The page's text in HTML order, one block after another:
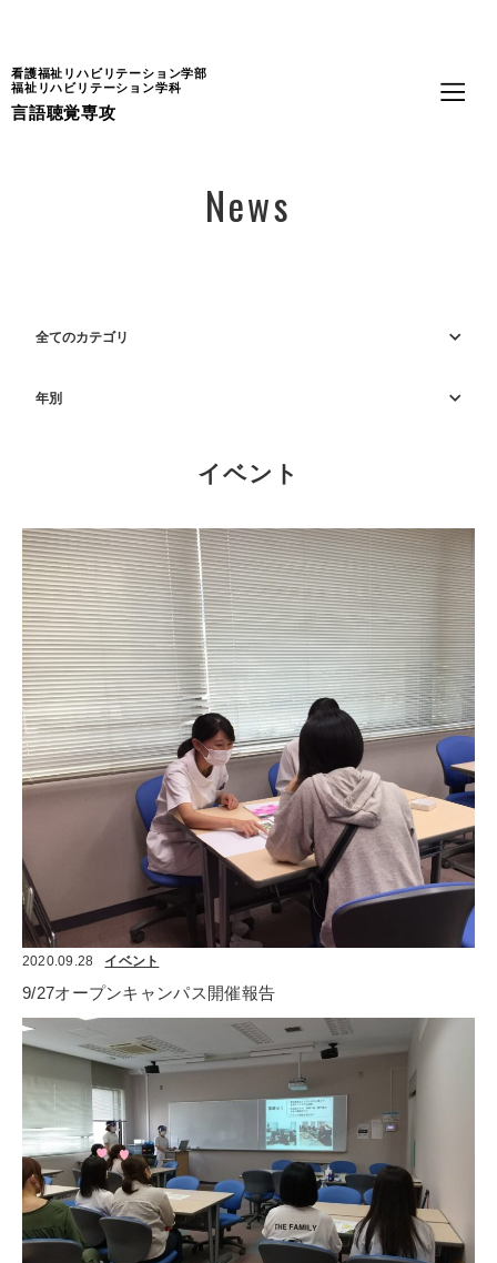
看護福祉リハビリテーション学部
福祉リハビリテーション学科
言語聴覚専攻
News
全てのカテゴリ
年別
イベント
2020.09.28 イベント
9/27オープンキャンパス開催報告